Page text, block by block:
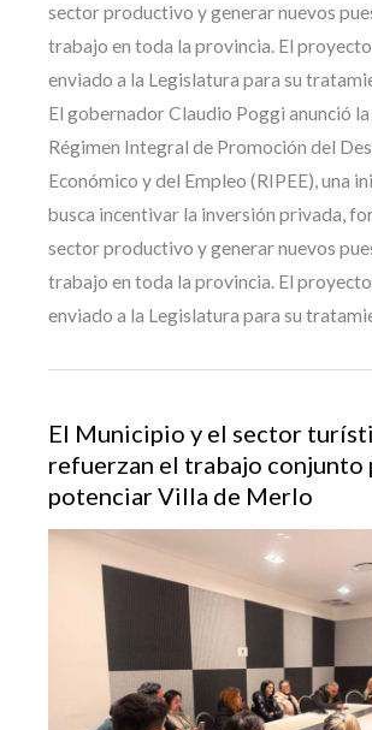
sector productivo y generar nuevos
trabajo en toda la provincia. El
enviado a la Legislatura para su
El gobernador Claudio Poggi anunció
Régimen Integral de Promoción del
Económico y del Empleo (RIPEE), una
busca incentivar la inversión privada,
sector productivo y generar nuevos
trabajo en toda la provincia. El
enviado a la Legislatura para su
El Municipio y el sector
refuerzan el trabajo conjunto
potenciar Villa de Merlo